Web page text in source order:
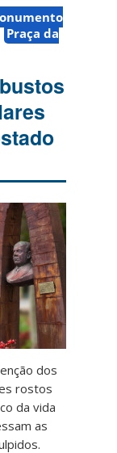
Praça da
dos
rostos
da vida
as